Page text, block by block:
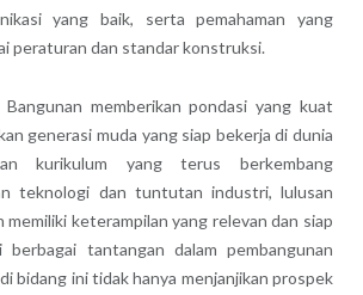
yang baik, serta pemahaman yang
peraturan dan standar konstruksi.
memberikan pondasi yang kuat
generasi muda yang siap bekerja di dunia
kurikulum yang terus berkembang
teknologi dan tuntutan industri, lulusan
memiliki keterampilan yang relevan dan siap
berbagai tantangan dalam pembangunan
bidang ini tidak hanya menjanjikan prospek